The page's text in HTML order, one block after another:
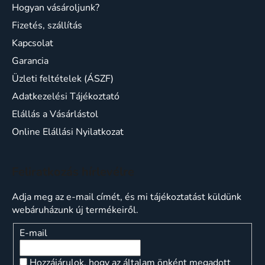
Hogyan vásároljunk?
Fizetés, szállítás
Kapcsolat
Garancia
Üzleti feltételek (ÁSZF)
Adatkezelési Tájékoztató
Elállás a Vásárlástol
Online Elállási Nyilatkozat
Adja meg az e-mail címét, és mi tájékoztatást küldünk
webáruházunk új termékeiről.
E-mail